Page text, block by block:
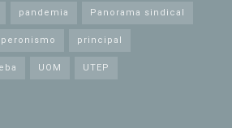
pandemia Panorama sindical
peronismo principal
UOM UTEP